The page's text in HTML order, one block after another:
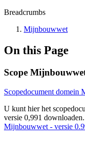
Breadcrumbs
Mijnbouwwet
On this Page
Scope
Scopedocument domein
U kunt hier het
versie 0,991
Mijnbouwwet - versie